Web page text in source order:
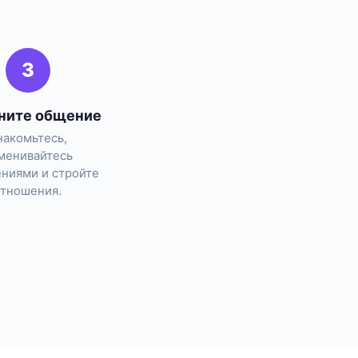
3
общение
и стройте